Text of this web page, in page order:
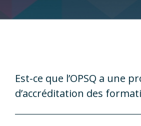
Est-ce que l’OPSQ a une
d’accréditation des